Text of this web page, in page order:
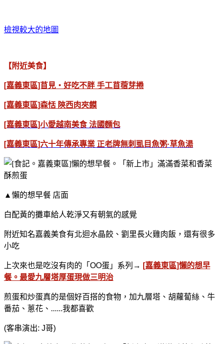
檢視較大的地圖
【附近美食】
[嘉義東區]苜見‧好吃不胖 手工苜蓿芽捲
[嘉義東區]森恬 陝西肉夾饃
[嘉義東區]小愛越南美食 法國麵包
[嘉義東區]六十年傳承專業 正老牌無刺虱目魚粥·草魚湯
▲懶的想早餐 店面
白配黃的攤車給人乾淨又有朝氣的感覺
附近知名嘉義美食有北迴水晶餃、劉里長火雞肉飯，還有很多
小吃
上次來也是吃沒有肉的「OO蛋」系列→ [嘉義東區]懶的想早
餐。最愛九層塔厚蛋現做三明治
煎蛋和炒蛋真的是個好百搭的食物，加九層塔、胡蘿蔔絲、牛
番茄、蔥花、......我都喜歡
(客串演出: J哥)